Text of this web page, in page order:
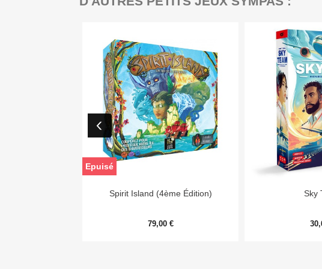
Aperçu rapide
Spirit Island (4ème Édition)
79,00 €
Epuisé
Sky